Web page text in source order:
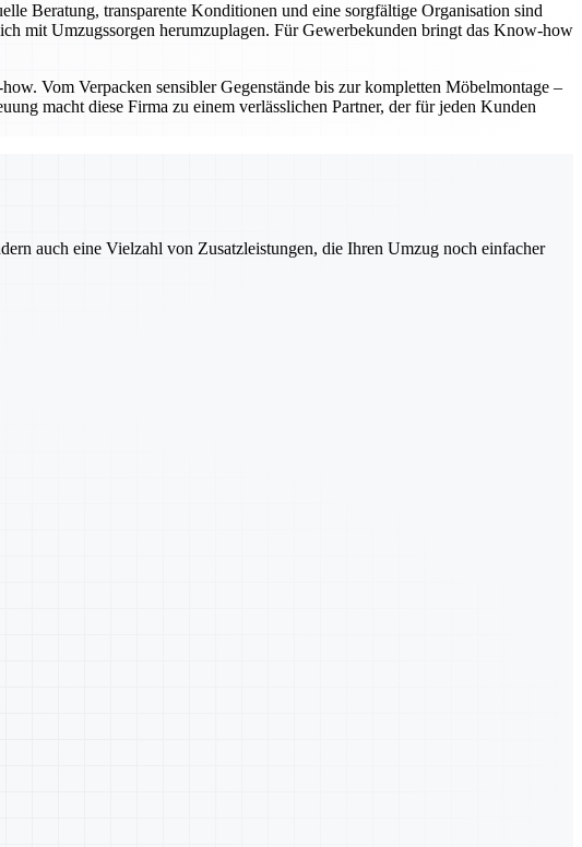
Beratung, transparente Konditionen und eine sorgfältige Organisation sind
mit Umzugssorgen herumzuplagen. Für Gewerbekunden bringt das Know-how
Vom Verpacken sensibler Gegenstände bis zur kompletten Möbelmontage –
macht diese Firma zu einem verlässlichen Partner, der für jeden Kunden
auch eine Vielzahl von Zusatzleistungen, die Ihren Umzug noch einfacher